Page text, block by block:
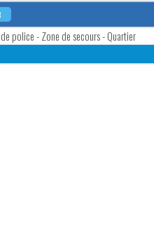
police - Zone de secours - Quartier